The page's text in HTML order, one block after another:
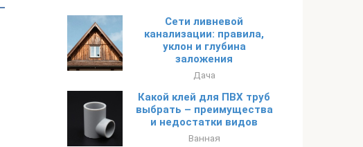
Сети ливневой
канализации: правила,
уклон и глубина
заложения
Дача
Какой клей для ПВХ труб
выбрать – преимущества
и недостатки видов
Ванная